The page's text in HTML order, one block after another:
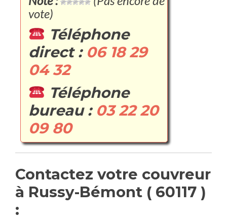
vote)
Téléphone
direct : 06 18 29
04 32
Téléphone
bureau : 03 22 20
09 80
Contactez votre couvreur
à Russy-Bémont ( 60117 )
: